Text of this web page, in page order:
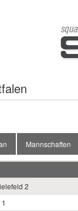
Mannschaften
2